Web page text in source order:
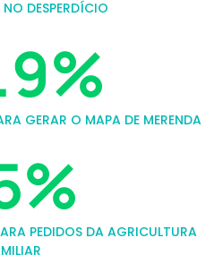
DESPERDÍCIO
%
GERAR O MAPA DE MERENDA
%
PEDIDOS DA AGRICULTURA